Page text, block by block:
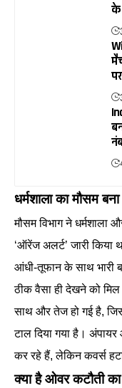
के
धर्मशाला का मौसम
मौसम विभाग ने
‘ऑरेंज अलर्ट’ जारी किया
आंधी-तूफान के साथ भारी
ठीक वैसा ही देखने को
साथ और तेज हो गई है,
टाल दिया गया है।
कर रहे हैं, लेकिन कवर्स
क्या है ओवर कटौती